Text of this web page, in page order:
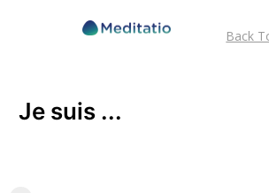
Back
Je suis ...